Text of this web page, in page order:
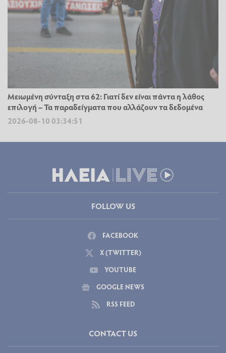
Μειωμένη σύνταξη στα 62: Γιατί δεν είναι πάντα η λάθος
επιλογή – Τα παραδείγματα που αλλάζουν τα δεδομένα
2026-08-10 03:34:51
FOLLOW US
FACEBOOK
X (TWITTER)
YOUTUBE
GOOGLE NEWS
RSS FEED
CONTACT US